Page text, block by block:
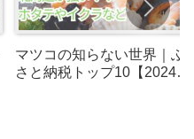
マツコの知らない世界｜ふ
さと納税トップ10【2024】